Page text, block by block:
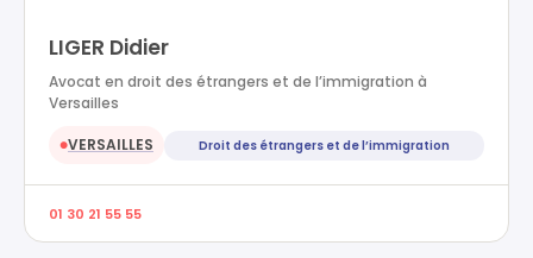
LIGER Didier
Avocat en droit des étrangers et de l’immigration à
Versailles
●VERSAILLES Droit des étrangers et de l’immigration
01 30 21 55 55